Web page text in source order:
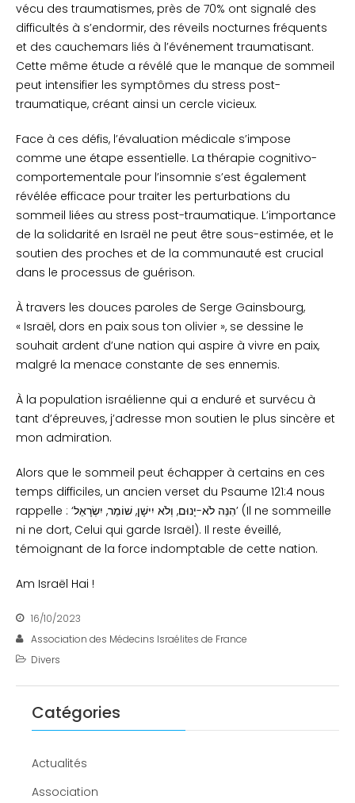
vécu des traumatismes, près de 70% ont signalé des
difficultés à s’endormir, des réveils nocturnes fréquents
et des cauchemars liés à l’événement traumatisant.
Cette même étude a révélé que le manque de sommeil
peut intensifier les symptômes du stress post-
traumatique, créant ainsi un cercle vicieux.
Face à ces défis, l’évaluation médicale s’impose
comme une étape essentielle. La thérapie cognitivo-
comportementale pour l’insomnie s’est également
révélée efficace pour traiter les perturbations du
sommeil liées au stress post-traumatique. L’importance
de la solidarité en Israël ne peut être sous-estimée, et le
soutien des proches et de la communauté est crucial
dans le processus de guérison.
À travers les douces paroles de Serge Gainsbourg,
« Israël, dors en paix sous ton olivier », se dessine le
souhait ardent d’une nation qui aspire à vivre en paix,
malgré la menace constante de ses ennemis.
À la population israélienne qui a enduré et survécu à
tant d’épreuves, j’adresse mon soutien le plus sincère et
mon admiration.
Alors que le sommeil peut échapper à certains en ces
temps difficiles, un ancien verset du Psaume 121:4 nous
rappelle : ‘הִנֵּה לֹא-יָנוּם, וְלֹא יִישָׁן, שׁוֹמֵר, יִשְׂרָאֵל’ (Il ne sommeille
ni ne dort, Celui qui garde Israël). Il reste éveillé,
témoignant de la force indomptable de cette nation.
Am Israël Hai !
16/10/2023
Association des Médecins Israélites de France
Divers
Catégories
Actualités
Association